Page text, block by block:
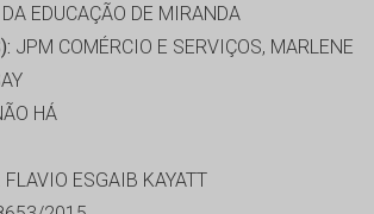
EDUCAÇÃO DE MIRANDA
JPM COMÉRCIO E SERVIÇOS, MARLENE
HÁ
FLAVIO ESGAIB KAYATT